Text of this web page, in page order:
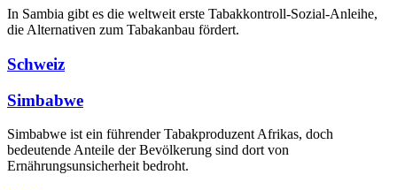
In Sambia gibt es die weltweit erste Tabakkontroll-Sozial-Anleihe,
die Alternativen zum Tabakanbau fördert.
Schweiz
Simbabwe
Simbabwe ist ein führender Tabakproduzent Afrikas, doch
bedeutende Anteile der Bevölkerung sind dort von
Ernährungsunsicherheit bedroht.